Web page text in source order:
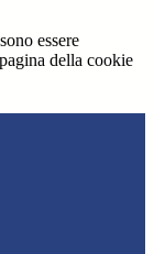
essere
della cookie